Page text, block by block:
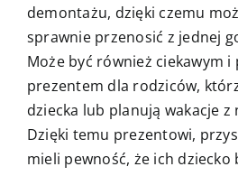
demontażu, dzięki czemu
sprawnie przenosić z jednej
Może być również ciekawym i
prezentem dla rodziców,
dziecka lub planują wakacje z
Dzięki temu prezentowi,
mieli pewność, że ich dziecko